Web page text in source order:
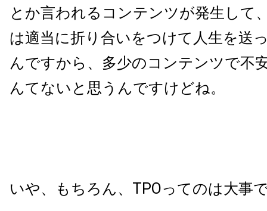
とか言われるコンテンツが発生して
は適当に折り合いをつけて人生を送
んですから、多少のコンテンツで不
んてないと思うんですけどね。
いや、もちろん、TPOってのは大事